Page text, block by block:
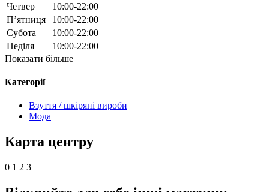
Четвер
10:00-22:00
П’ятниця
10:00-22:00
Субота
10:00-22:00
Неділя
10:00-22:00
Показати більше
Категорії
Взуття / шкіряні вироби
Мода
Карта центру
0 1 2 3